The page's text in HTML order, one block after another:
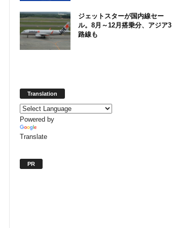
ジェットスターが国内線セー
ル。8月～12月搭乗分、アジア3
路線も
Translation
Powered by
Translate
PR